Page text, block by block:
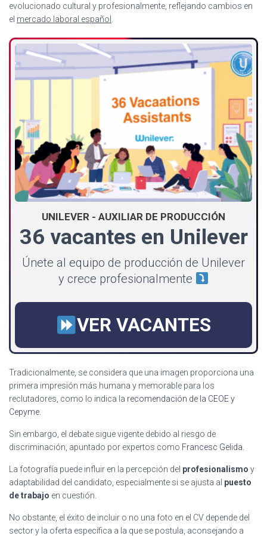
evolucionado cultural y profesionalmente, reflejando cambios en
el mercado laboral español
UNILEVER - AUXILIAR DE PRODUCCIÓN
36 vacantes en Unilever
Únete al equipo de producción de Unilever
y crece profesionalmente
VER VACANTES
Tradicionalmente, se considera que una imagen proporciona una
primera impresión más humana y memorable para los
reclutadores, como lo indica la recomendación de la CEOE y
Cepyme
Sin embargo, el debate sigue vigente debido al riesgo de
discriminación, apuntado por expertos como Francesc Gelida
La fotografía puede influir en la percepción del profesionalismo y
adaptabilidad del candidato, especialmente si se ajusta al puesto
de trabajo en cuestión.
No obstante, el éxito de incluir o no una foto en el CV depende del
sector y la oferta específica a la que se postula, aconsejando a